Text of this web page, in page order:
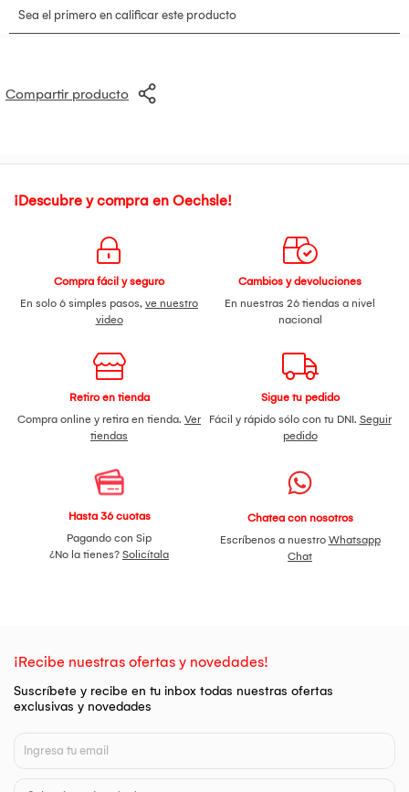
Compartir producto
¡Descubre y compra en Oechsle!
Compra fácil y seguro
En solo 6 simples pasos, ve nuestro
video
Cambios y devoluciones
En nuestras 26 tiendas a nivel
nacional
Retiro en tienda
Compra online y retira en tienda. Ver
tiendas
Sigue tu pedido
Fácil y rápido sólo con tu DNI. Seguir
pedido
Hasta 36 cuotas
Pagando con Sip
¿No la tienes? Solicítala
Chatea con nosotros
Escríbenos a nuestro Whatsapp
Chat
¡Recibe nuestras ofertas y novedades!
Suscríbete y recibe en tu inbox todas nuestras ofertas
exclusivas y novedades